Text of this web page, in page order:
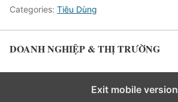
Categories: Tiêu Dùng
DOANH NGHIỆP & THỊ TRƯỜNG
Exit mobile version